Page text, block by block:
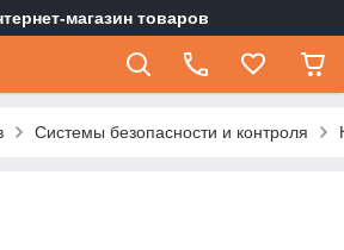
магазин товаров
Системы безопасности и контроля